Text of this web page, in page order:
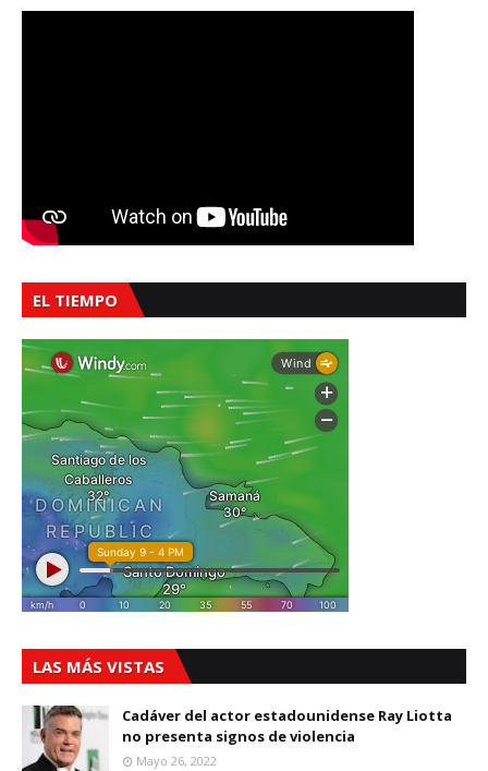
EL TIEMPO
LAS MÁS VISTAS
Cadáver del actor estadounidense Ray Liotta
no presenta signos de violencia
Mayo 26, 2022